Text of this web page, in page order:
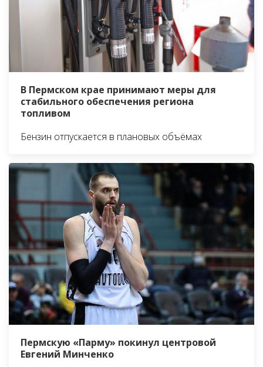
В Пермском крае принимают меры для
стабильного обеспечения региона
топливом
Бензин отпускается в плановых объёмах
Пермскую «Парму» покинул центровой
Евгений Минченко